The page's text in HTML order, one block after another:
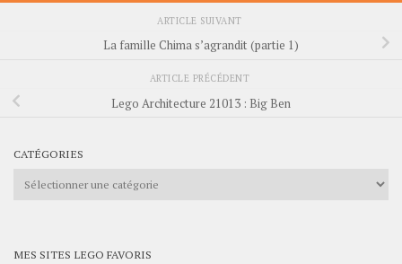
ARTICLE SUIVANT
La famille Chima s’agrandit (partie 1)
ARTICLE PRÉCÉDENT
Lego Architecture 21013 : Big Ben
CATÉGORIES
Catégories
MES SITES LEGO FAVORIS